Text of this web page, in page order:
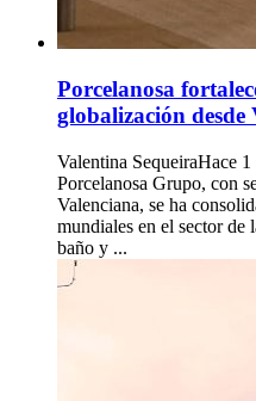
Porcelanosa
globalización desde
Valentina SequeiraHace 1
Porcelanosa Grupo, con
Valenciana, se ha
mundiales en el sector de
baño y ...